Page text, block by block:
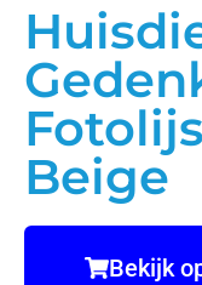
Beige
Bekijk